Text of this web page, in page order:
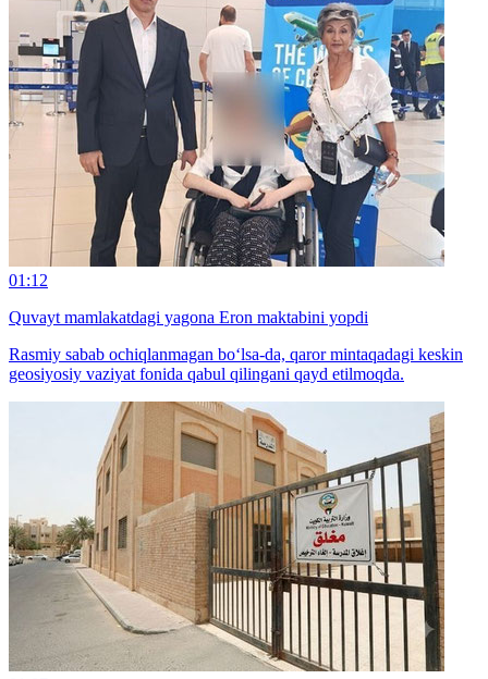
01:12
Quvayt mamlakatdagi yagona Eron maktabini yopdi
Rasmiy sabab ochiqlanmagan bo‘lsa-da, qaror mintaqadagi keskin
geosiyosiy vaziyat fonida qabul qilingani qayd etilmoqda.